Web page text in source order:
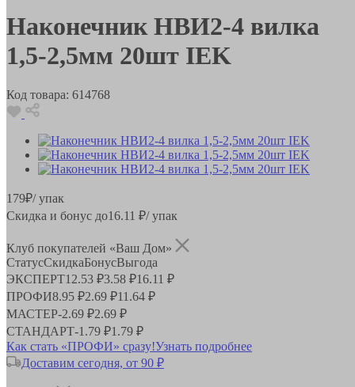
Наконечник НBИ2-4 вилка
1,5-2,5мм 20шт IEK
Код товара: 614768
179₽/ упак
Скидка и бонус до16.11 ₽/ упак
Клуб покупателей «Ваш Дом»
СтатусСкидкаБонусВыгода
ЭКСПЕРТ12.53 ₽3.58 ₽16.11 ₽
ПРОФИ8.95 ₽2.69 ₽11.64 ₽
МАСТЕР-2.69 ₽2.69 ₽
СТАНДАРТ-1.79 ₽1.79 ₽
Как стать «ПРОФИ» сразу!Узнать подробнее
Доставим сегодня, от 90 ₽